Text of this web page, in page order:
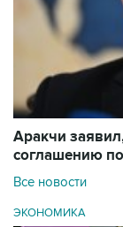
Аракчи
соглашению
Все новости
ЭКОНОМИКА